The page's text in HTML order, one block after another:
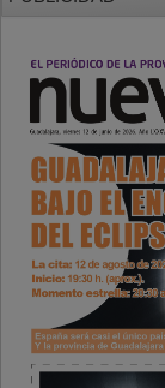
PUBLICIDAD